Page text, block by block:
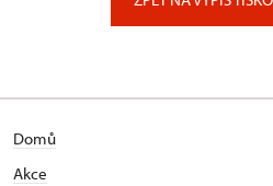
Domů
Akce